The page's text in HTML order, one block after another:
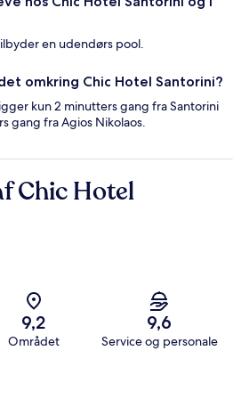
en udendørs pool.
omkring Chic Hotel Santorini?
kun 2 minutters gang fra Santorini
gang fra Agios Nikolaos.
Chic Hotel
9,2
Området
9,6
Service og personale